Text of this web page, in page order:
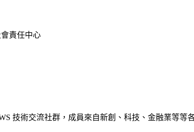
責任中心
技術交流社群，成員來自新創、科技、金融業等